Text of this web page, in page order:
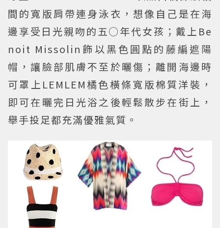
間的寬版肩帶連身泳衣，想像自己是在海
邊享受日光親吻的五○年代女孩；戴上Be
noit Missolin飾以黑色圓點的藤編遮陽
帽，讓臉部肌膚不至於曬傷；離開海邊時
可罩上LEMLEM橘色橫條寬版棉質洋裝，
即可在曬完日光浴之後輕鬆散步在街上，
舉手投足都充滿優雅氣質。